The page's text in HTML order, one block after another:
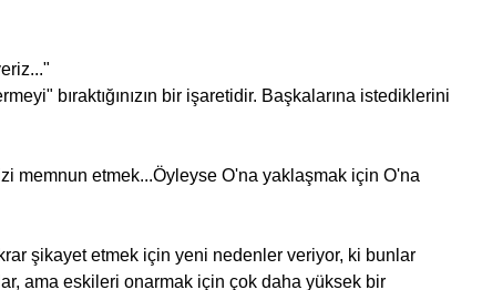
ama eskileri onarmak için çok daha yüksek bir